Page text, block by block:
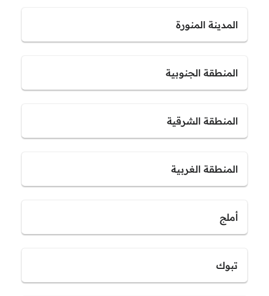
المدينة المنورة
المنطقة الجنوبية
المنطقة الشرقية
المنطقة الغربية
أملج
تبوك